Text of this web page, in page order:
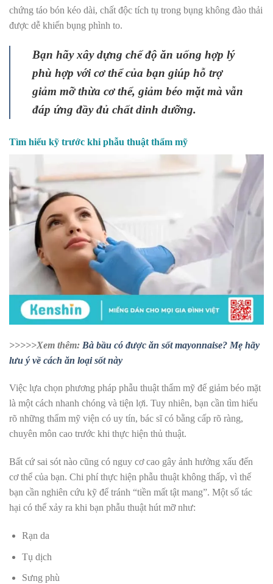
chứng táo bón kéo dài, chất độc tích tụ trong bụng không đào thải
được dễ khiến bụng phình to.
Bạn hãy xây dựng chế độ ăn uống hợp lý
phù hợp với cơ thể của bạn giúp hỗ trợ
giảm mỡ thừa cơ thể, giảm béo mặt mà vẫn
đáp ứng đầy đủ chất dinh dưỡng.
Tìm hiểu kỹ trước khi phẫu thuật thẩm mỹ
>>>>>Xem thêm: Bà bầu có được ăn sốt mayonnaise? Mẹ hãy
lưu ý về cách ăn loại sốt này
Việc lựa chọn phương pháp phẫu thuật thẩm mỹ để giảm béo mặt
là một cách nhanh chóng và tiện lợi. Tuy nhiên, bạn cần tìm hiểu
rõ những thẩm mỹ viện có uy tín, bác sĩ có bằng cấp rõ ràng,
chuyên môn cao trước khi thực hiện thủ thuật.
Bất cứ sai sót nào cũng có nguy cơ cao gây ảnh hưởng xấu đến
cơ thể của bạn. Chi phí thực hiện phẫu thuật không thấp, vì thế
bạn cần nghiên cứu kỹ để tránh “tiền mất tật mang”. Một số tác
hại có thể xảy ra khi bạn phẫu thuật hút mỡ như:
Rạn da
Tụ dịch
Sưng phù